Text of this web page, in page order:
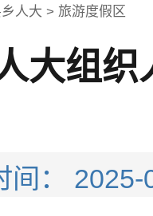
人大 > 旅游度假区
大组
间：